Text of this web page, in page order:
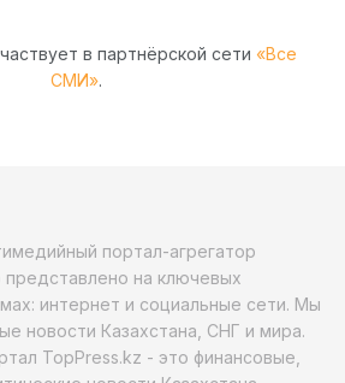
в партнёрской сети «Все
СМИ».
портал-агрегатор
представлено на ключевых
интернет и социальные сети. Мы
новости Казахстана, СНГ и мира.
TopPress.kz - это финансовые,